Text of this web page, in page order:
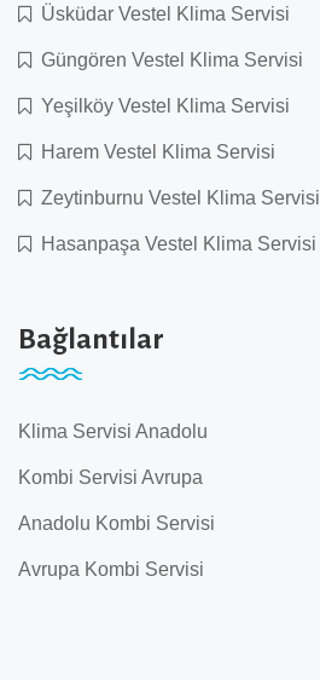
Üsküdar Vestel Klima Servisi
Güngören Vestel Klima Servisi
Yeşilköy Vestel Klima Servisi
Harem Vestel Klima Servisi
Zeytinburnu Vestel Klima Servisi
Hasanpaşa Vestel Klima Servisi
Bağlantılar
Klima Servisi Anadolu
Kombi Servisi Avrupa
Anadolu Kombi Servisi
Avrupa Kombi Servisi